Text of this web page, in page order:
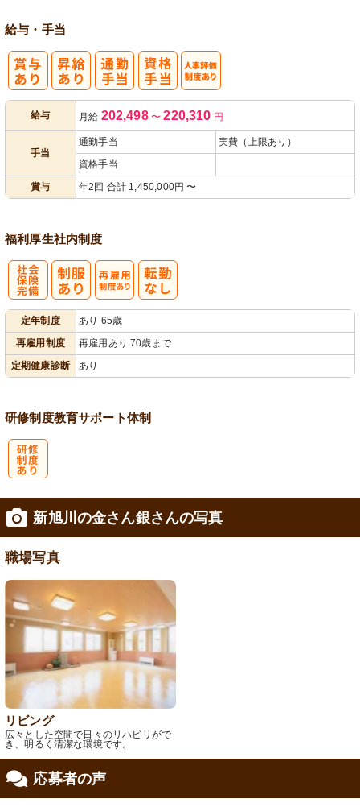
給与・手当
給与 月給 202,498 〜 220,310 円
手当
通勤手当
実費（上限あり）
資格手当
賞与
年2回 合計 1,450,000円 〜
福利厚生社内制度
定年制度
あり 65歳
再雇用制度
再雇用あり 70歳まで
定期健康診断
あり
研修制度教育サポート体制
新旭川の金さん銀さんの写真
職場写真
リビング
広々とした空間で日々のリハビリがで
き、明るく清潔な環境です。
応募者の声